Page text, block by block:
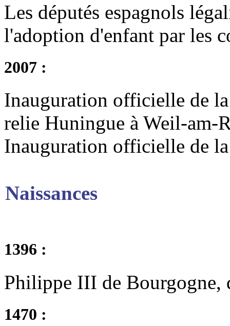
Les députés espagnols
l'adoption d'enfant par les
2007 :
Inauguration officielle de
relie Huningue à Weil-am-
Inauguration officielle de
Naissances
1396 :
Philippe III de Bourgogne,
1470 :